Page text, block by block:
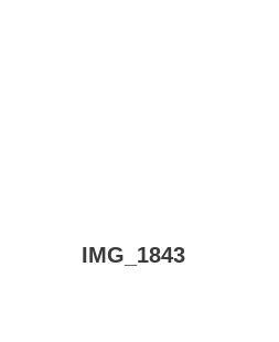
IMG_1843